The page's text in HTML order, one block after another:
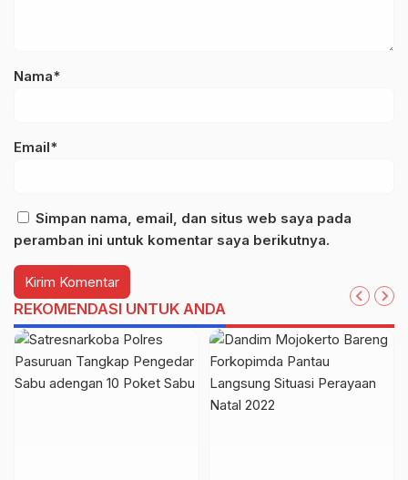
Nama*
Email*
Simpan nama, email, dan situs web saya pada
peramban ini untuk komentar saya berikutnya.
REKOMENDASI UNTUK ANDA